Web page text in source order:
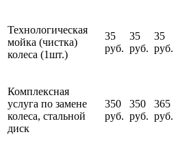
Технологическая
мойка (чистка)
колеса (1шт.)
35
руб.
35
руб.
35
руб.
Комплексная
услуга по замене
колеса, стальной
диск
350
руб.
350
руб.
365
руб.